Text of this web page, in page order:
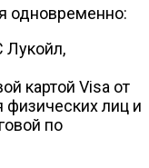
одновременно:
Лукойл,
картой Visa от
лиц и
по